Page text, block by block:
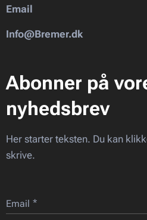
Email
Info@Bremer.dk
Abonner på
nyhedsbrev
Her starter teksten. Du kan
skrive.
Email